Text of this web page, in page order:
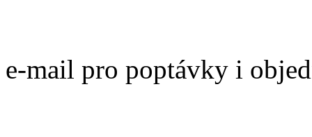
e-mail pro poptávky i